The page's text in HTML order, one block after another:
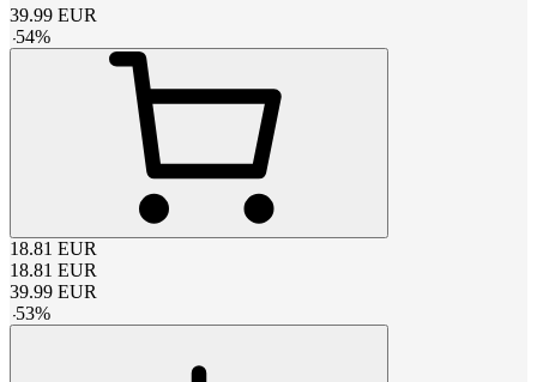
39.99 EUR
-54%
18.81 EUR
18.81 EUR
39.99 EUR
-53%